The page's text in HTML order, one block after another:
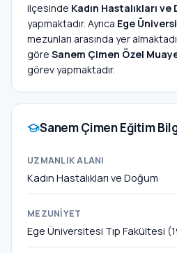
ilçesinde Kadın Hastalıkları ve
yapmaktadır. Ayrıca Ege
mezunları arasında yer
göre Sanem Çimen Özel
görev yapmaktadır.
Sanem Çimen Eğitim
UZMANLIK ALANI
Kadın Hastalıkları ve Doğum
MEZUNIYET
Ege Üniversitesi Tıp Fakültesi